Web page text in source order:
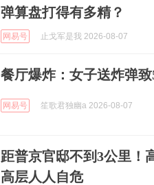
弹算盘打得有多精？
网易号 止戈军是我 2026-08-07
餐厅爆炸：女子送炸弹
网易号 笙歌君独幽a 2026-08-07
距普京官邸不到3公里！
高层人人自危